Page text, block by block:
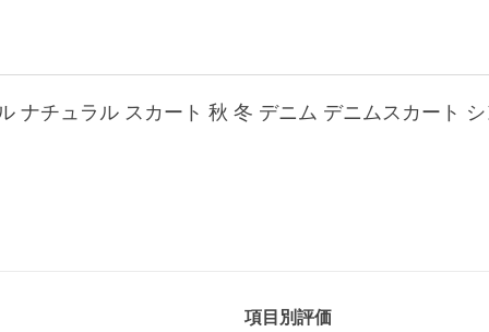
ナチュラル スカート 秋 冬 デニム デニムスカート
項目別評価